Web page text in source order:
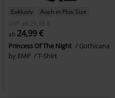
Exklusiv
Auch in Plus Size
UVP
ab 29,99 €
ab 24,99 €
Princess Of The Night
Gothicana
by EMP
T-Shirt